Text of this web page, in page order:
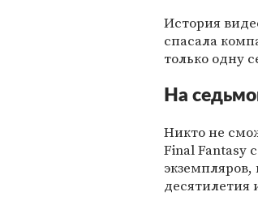
История
спасала
только одну
На
Никто не
Final Fantasy